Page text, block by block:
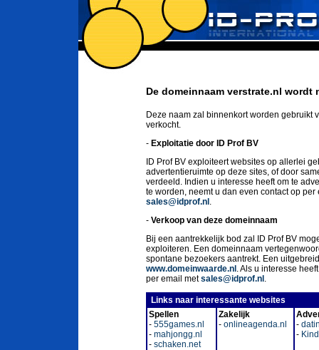
De domeinnaam verstrate.nl wordt
Deze naam zal binnenkort worden gebruikt
verkocht.
- Exploitatie door ID Prof BV
ID Prof BV exploiteert websites op allerlei
advertentieruimte op deze sites, of door
verdeeld. Indien u interesse heeft om te
te worden, neemt u dan even contact op
sales@idprof.nl .
- Verkoop van deze domeinnaam
Bij een aantrekkelijk bod zal ID Prof BV
exploiteren. Een domeinnaam
spontane bezoekers aantrekt. Een
www.domeinwaarde.nl . Als u interesse
per email metsales@idprof.nl .
Links naar interessante websites
Spellen
- 555games.nl
- mahjongg.nl
- schaken.net
Zakelijk
- onlineagenda.nl
-
-